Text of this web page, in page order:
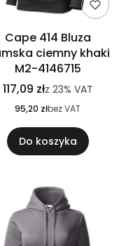
Cape 414 Bluza
ciemny khaki
M2-4146715
117,09 złz 23% VAT
95,20 złbez VAT
Do koszyka